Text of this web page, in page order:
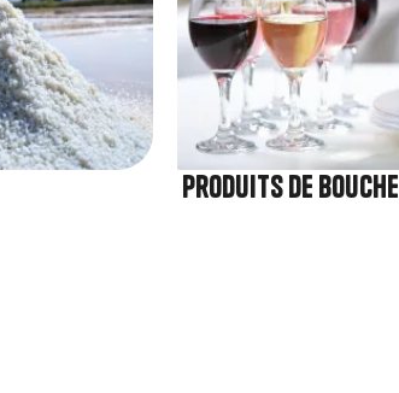
Produits de bouche